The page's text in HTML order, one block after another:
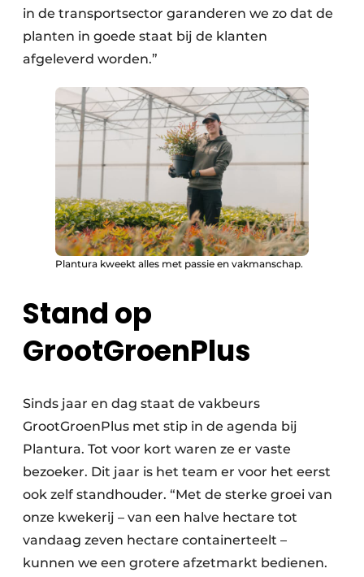
in de transportsector garanderen we zo dat de
planten in goede staat bij de klanten
afgeleverd worden.”
Plantura kweekt alles met passie en vakmanschap.
Stand op
GrootGroenPlus
Sinds jaar en dag staat de vakbeurs
GrootGroenPlus met stip in de agenda bij
Plantura. Tot voor kort waren ze er vaste
bezoeker. Dit jaar is het team er voor het eerst
ook zelf standhouder. “Met de sterke groei van
onze kwekerij – van een halve hectare tot
vandaag zeven hectare containerteelt –
kunnen we een grotere afzetmarkt bedienen.